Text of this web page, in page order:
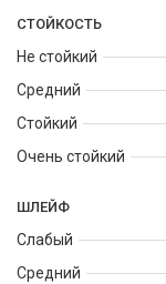
СТОЙКОСТЬ
Не стойкий
Средний
Стойкий
Очень стойкий
ШЛЕЙФ
Слабый
Средний